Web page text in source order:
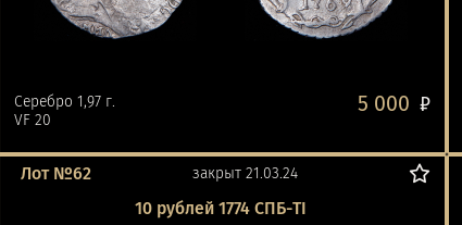
Серебро 1,97 г.
VF 20
5 000 ₽
Лот №62 закрыт 21.03.24
10 рублей 1774 СПБ-ТI